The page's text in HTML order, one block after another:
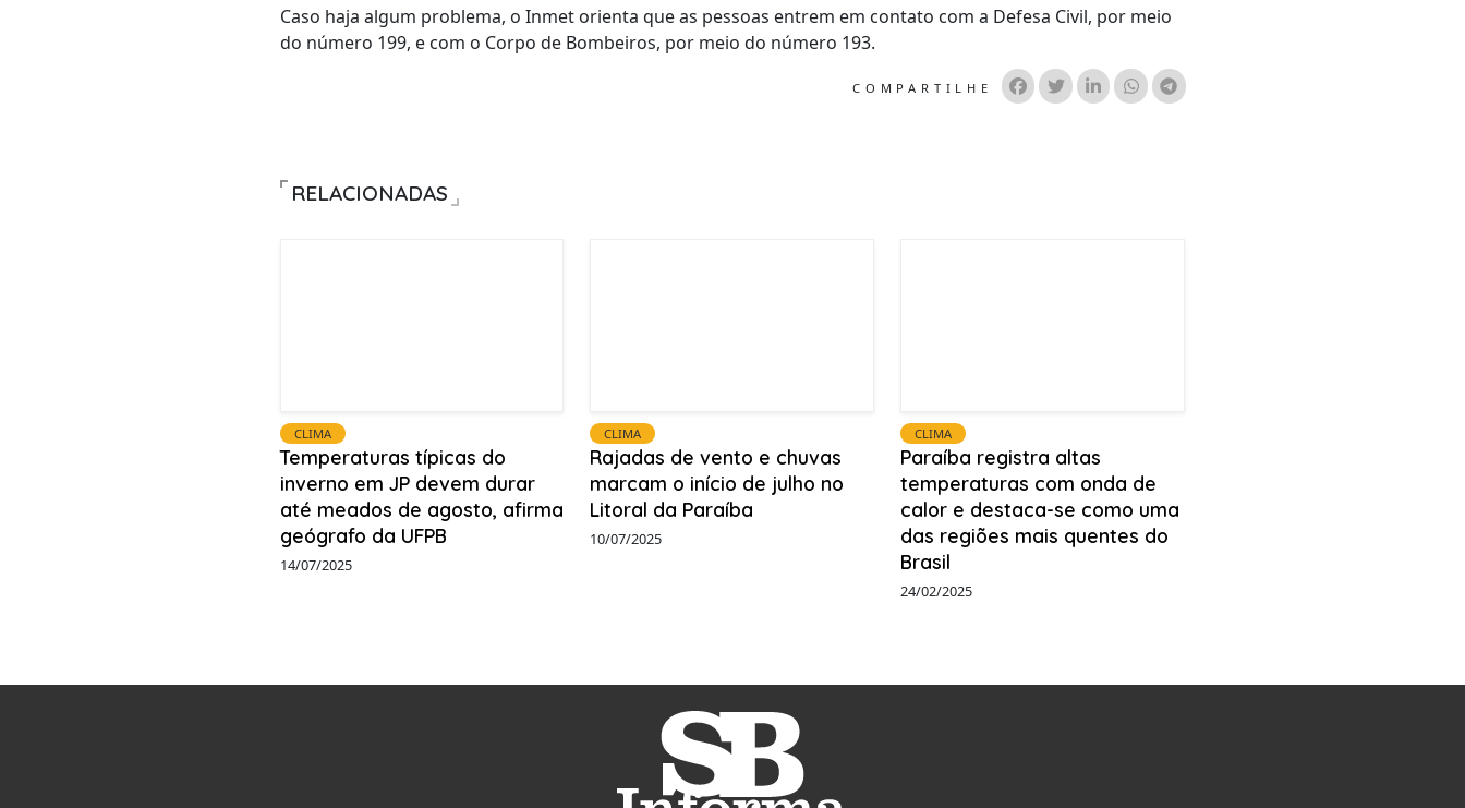
Caso haja algum problema, o Inmet orienta que as pessoas entrem em contato com a Defesa Civil, por meio
do número 199, e com o Corpo de Bombeiros, por meio do número 193.
COMPARTILHE
RELACIONADAS
CLIMA
Temperaturas típicas do
inverno em JP devem durar
até meados de agosto, afirma
geógrafo da UFPB
14/07/2025
CLIMA
Rajadas de vento e chuvas
marcam o início de julho no
Litoral da Paraíba
10/07/2025
CLIMA
Paraíba registra altas
temperaturas com onda de
calor e destaca-se como uma
das regiões mais quentes do
Brasil
24/02/2025